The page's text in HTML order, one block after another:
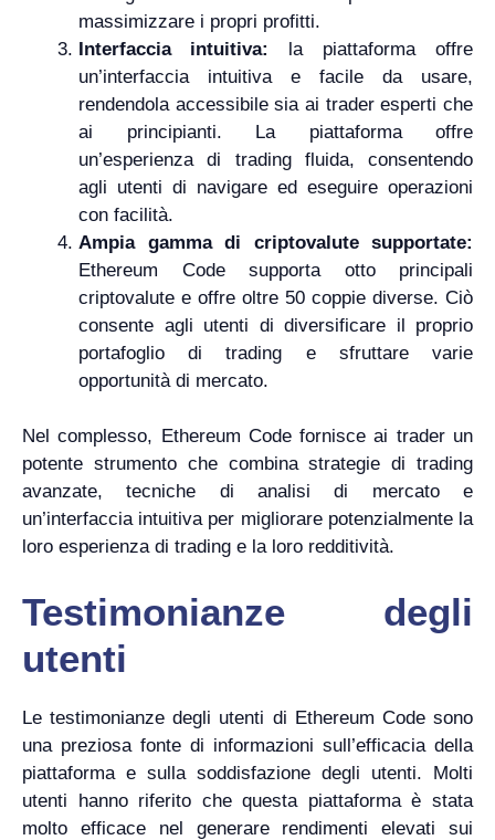
massimizzare i propri profitti.
Interfaccia intuitiva:
la piattaforma offre
un’interfaccia intuitiva e facile da usare,
rendendola accessibile sia ai trader esperti che
ai principianti. La piattaforma offre
un’esperienza di trading fluida, consentendo
agli utenti di navigare ed eseguire operazioni
con facilità.
Ampia gamma di criptovalute supportate:
Ethereum Code supporta otto principali
criptovalute e offre oltre 50 coppie diverse. Ciò
consente agli utenti di diversificare il proprio
portafoglio di trading e sfruttare varie
opportunità di mercato.
Nel complesso, Ethereum Code fornisce ai trader un
potente strumento che combina strategie di trading
avanzate, tecniche di analisi di mercato e
un’interfaccia intuitiva per migliorare potenzialmente la
loro esperienza di trading e la loro redditività.
Testimonianze degli
utenti
Le testimonianze degli utenti di Ethereum Code sono
una preziosa fonte di informazioni sull’efficacia della
piattaforma e sulla soddisfazione degli utenti. Molti
utenti hanno riferito che questa piattaforma è stata
molto efficace nel generare rendimenti elevati sui